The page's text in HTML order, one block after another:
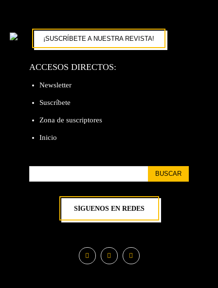
¡SUSCRÍBETE A NUESTRA REVISTA!
ACCESOS DIRECTOS:
Newsletter
Suscríbete
Zona de suscriptores
Inicio
BUSCAR
SÍGUENOS EN REDES